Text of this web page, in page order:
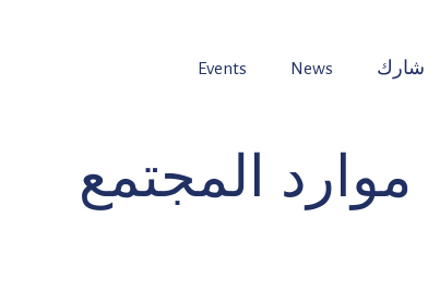
شارك News
Events
موارد المجتمع